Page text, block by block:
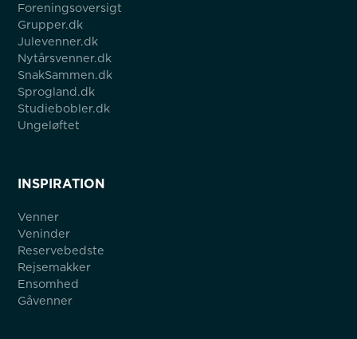
Foreningsoversigt
Grupper.dk
Julevenner.dk
Nytårsvenner.dk
SnakSammen.dk
Sprogland.dk
Studiebobler.dk
Ungeløftet
INSPIRATION
Venner
Veninder
Reservebedste
Rejsemakker
Ensomhed
Gåvenner